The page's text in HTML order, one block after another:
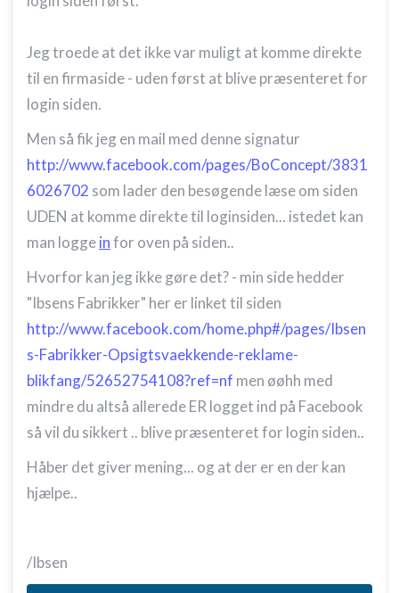
Jeg troede at det ikke var muligt at komme direkte
til en firmaside - uden først at blive præsenteret for
login siden.
Men så fik jeg en mail med denne signatur
http://www.facebook.com/pages/BoConcept/3831
6026702 som lader den besøgende læse om siden
UDEN at komme direkte til loginsiden... istedet kan
man loggeinfor oven på siden..
Hvorfor kan jeg ikke gøre det? - min side hedder
"Ibsens Fabrikker" her er linket til siden
http://www.facebook.com/home.php#/pages/Ibsen
s-Fabrikker-Opsigtsvaekkende-reklame-
blikfang/52652754108?ref=nf men øøhh med
mindre du altså allerede ER logget ind på Facebook
så vil du sikkert .. blive præsenteret for login siden..
Håber det giver mening... og at der er en der kan
hjælpe..
/Ibsen